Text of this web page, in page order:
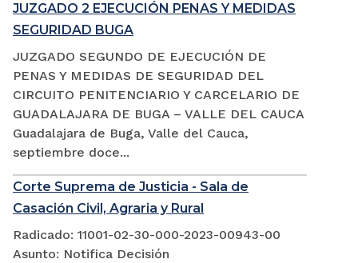
JUZGADO 2 EJECUCIÓN PENAS Y MEDIDAS
SEGURIDAD BUGA
JUZGADO SEGUNDO DE EJECUCIÓN DE
PENAS Y MEDIDAS DE SEGURIDAD DEL
CIRCUITO PENITENCIARIO Y CARCELARIO DE
GUADALAJARA DE BUGA – VALLE DEL CAUCA
Guadalajara de Buga, Valle del Cauca,
septiembre doce...
Corte Suprema de Justicia - Sala de
Casación Civil, Agraria y Rural
Radicado: 11001-02-30-000-2023-00943-00
Asunto: Notifica Decisión